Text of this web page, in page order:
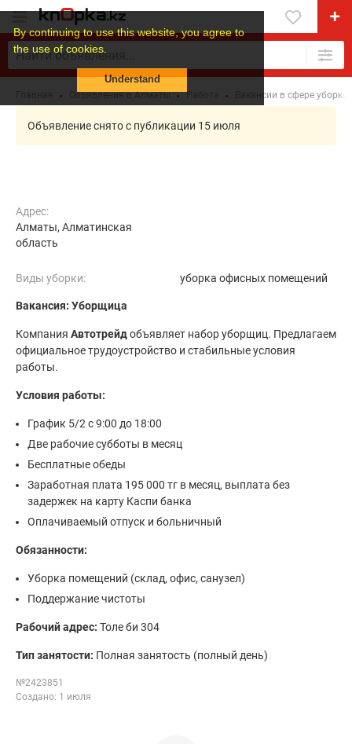
By continuing to use this website, you agree to
the use of cookies.
Understand
Объявления в Алматы Работа Вакансии в сфере
Объявление снято с публикации 15 июля
Адрес:
Алматы, Алматинская
область
Виды уборки: уборка офисных помещений
Вакансия: Уборщица
Компания Автотрейдобъявляет набор уборщиц. Предлагаем
официальное трудоустройство и стабильные условия
работы.
Условия работы:
График 5/2 с 9:00 до 18:00
Две рабочие субботы в месяц
Бесплатные обеды
Заработная плата 195 000 тг в месяц, выплата без
задержек на карту Каспи банка
Оплачиваемый отпуск и больничный
Обязанности:
Уборка помещений (склад, офис, санузел)
Поддержание чистоты
Рабочий адрес: Толе би 304
Тип занятости: Полная занятость (полный день)
№2423851
Создано: 1 июля